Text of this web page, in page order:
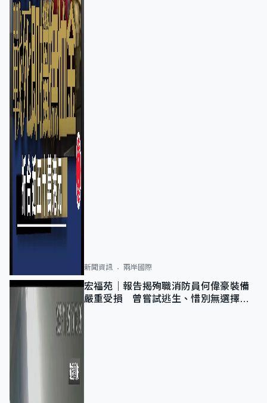
新聞資訊 兩岸國際
宏福苑｜報告揭殉職消防員何偉豪裝備
嚴重受損 曾嘗試逃生、惜別無選擇下